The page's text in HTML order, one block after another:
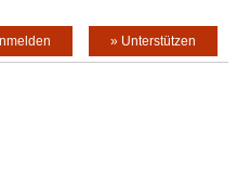
» Unterstützen